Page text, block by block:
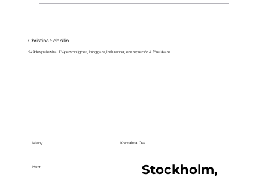
Christina Schollin
Skådespelerska, TV-personlighet, bloggare, influencer, entreprenör, & föreläsare.
Meny
Hem
Kontakta Oss
Stockholm,